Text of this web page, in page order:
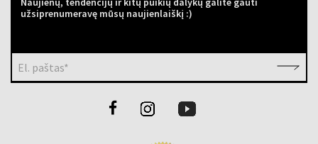
užsiprenumeravę mūsų naujienlaiškį :)
El. paštas*